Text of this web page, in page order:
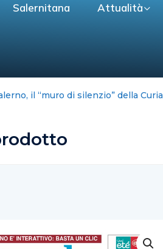
Salernitana Attualità
il “muro di silenzio” della Curia